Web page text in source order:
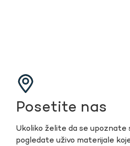
Posetite nas
Ukoliko želite da se upoznate
pogledate uživo materijale